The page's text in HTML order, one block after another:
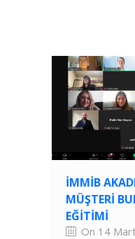
İMMİB
MÜŞTERI
EĞITIMI
On 14